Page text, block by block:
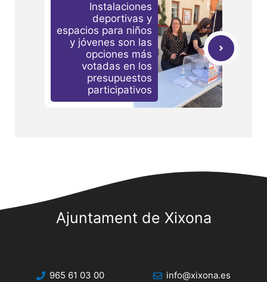
Instalaciones
deportivas y
espacios para niños
y jóvenes son las
opciones más
votadas en los
presupuestos
participativos
Ajuntament de Xixona
965 61 03 00 info@xixona.es